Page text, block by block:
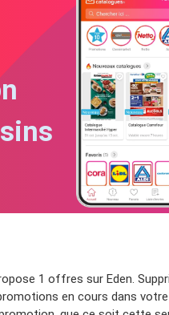
1 offres sur Eden.
en cours dans